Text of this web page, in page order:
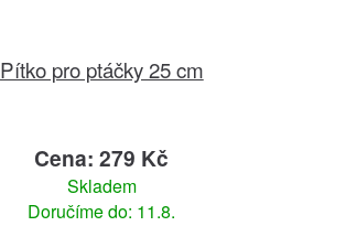
Pítko pro ptáčky 25 cm
Cena: 279 Kč
Skladem
Doručíme do: 11.8.